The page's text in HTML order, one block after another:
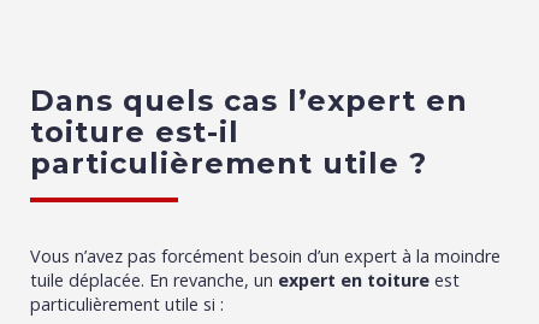
Dans quels cas l’expert en
toiture est-il
particulièrement utile ?
Vous n’avez pas forcément besoin d’un expert à la moindre
tuile déplacée. En revanche, un expert en toiture est
particulièrement utile si :